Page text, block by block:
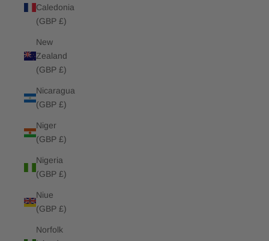
Caledonia
(GBP £)
New
Zealand
(GBP £)
Nicaragua
(GBP £)
Niger
(GBP £)
Nigeria
(GBP £)
Niue
(GBP £)
Norfolk